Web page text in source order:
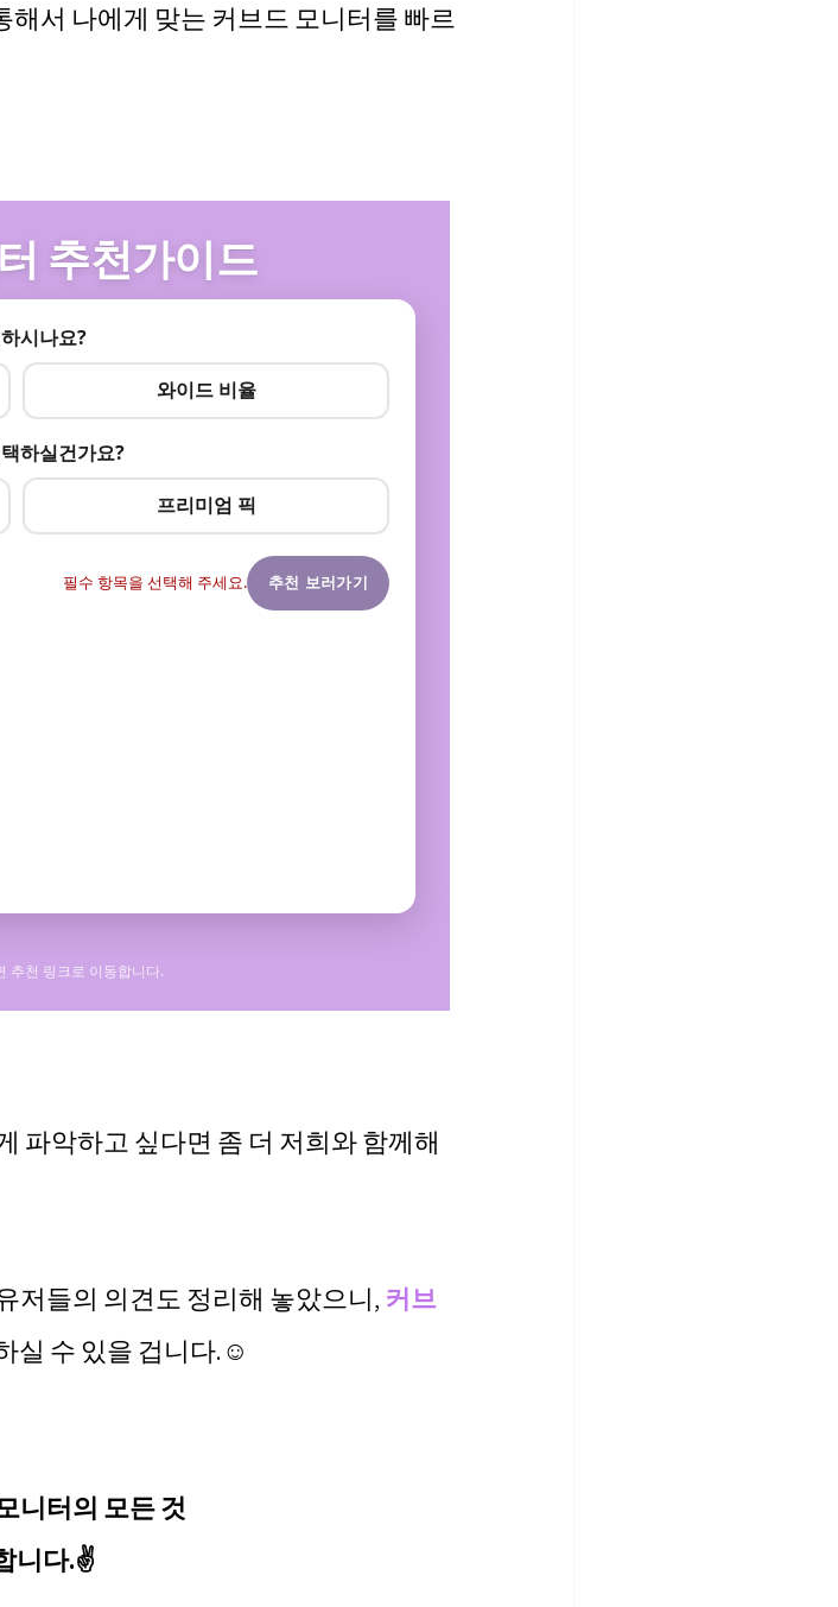
서 나에게 맞는 커브드 모니터를 빠르
파악하고 싶다면 좀 더 저희와 함께해
저들의 의견도 정리해 놓았으니, 커브
실 수 있을 겁니다.☺️
니터의 모든 것
니다.✌️